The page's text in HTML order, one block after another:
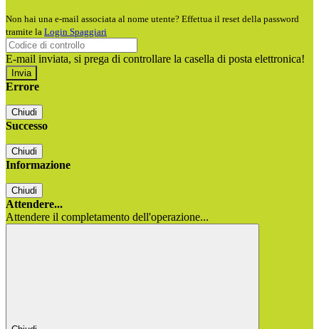
Non hai una e-mail associata al nome utente? Effettua il reset della password
tramite la Login Spaggiari
E-mail inviata, si prega di controllare la casella di posta elettronica!
Errore
Chiudi
Successo
Chiudi
Informazione
Chiudi
Attendere...
Attendere il completamento dell'operazione...